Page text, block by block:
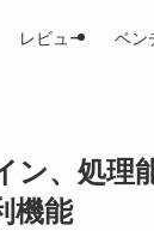
レビュー ベン
、処理
機能